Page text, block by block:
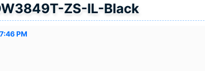
ZS-IL-Black
PM